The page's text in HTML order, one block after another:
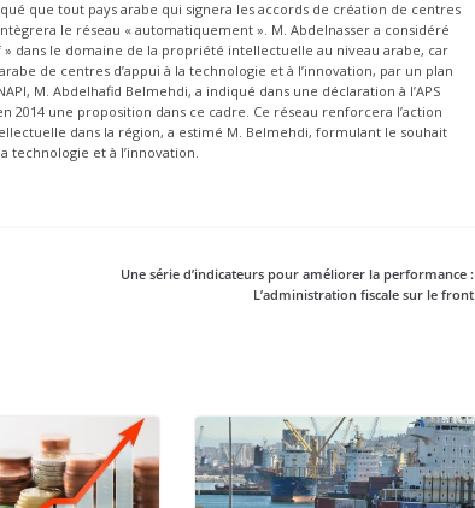
que tout pays arabe qui signera les accords de création de centres
le réseau « automatiquement ». M. Abdelnasser a considéré
dans le domaine de la propriété intellectuelle au niveau arabe, car
de centres d’appui à la technologie et à l’innovation, par un plan
M. Abdelhafid Belmehdi, a indiqué dans une déclaration à l’APS
2014 une proposition dans ce cadre. Ce réseau renforcera l’action
dans la région, a estimé M. Belmehdi, formulant le souhait
technologie et à l’innovation.
Une série d’indicateurs pour améliorer la performance :
L’administration fiscale sur le front